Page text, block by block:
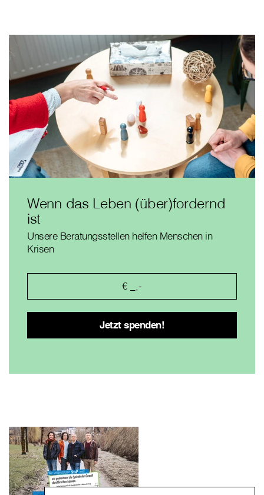
Wenn das Leben (über)fordernd
ist
Unsere Beratungsstellen helfen Menschen in
Krisen